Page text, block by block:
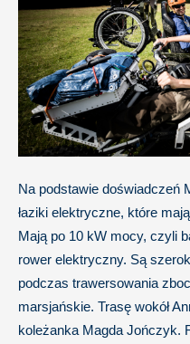
Na podstawie doświadczeń
łaziki elektryczne, które
Mają po 10 kW mocy, czyli
rower elektryczny. Są
podczas trawersowania
marsjańskie. Trasę wokół
koleżanka Magda Jończyk.